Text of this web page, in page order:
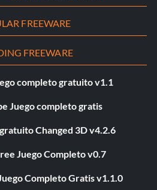
FREEWARE
FREEWARE
completo gratuito v1.1
Juego completo gratis
Changed 3D v4.2.6
Juego Completo v0.7
Completo Gratis v1.1.0